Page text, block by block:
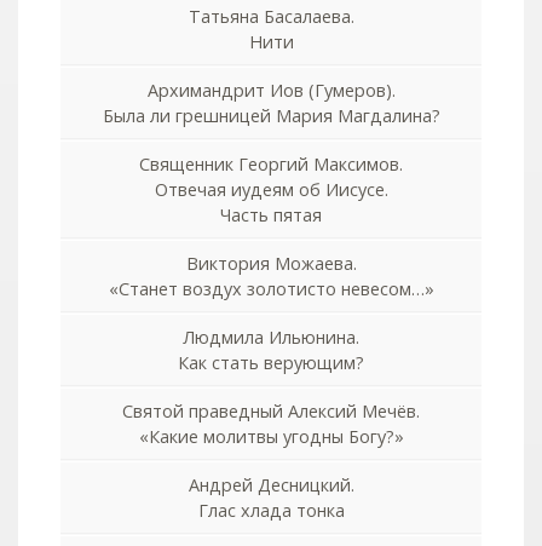
Татьяна Басалаева.
Нити
Архимандрит Иов (Гумеров).
Была ли грешницей Мария Магдалина?
Священник Георгий Максимов.
Отвечая иудеям об Иисусе.
Часть пятая
Виктория Можаева.
«Станет воздух золотисто невесом…»
Людмила Ильюнина.
Как стать верующим?
Святой праведный Алексий Мечёв.
«Какие молитвы угодны Богу?»
Андрей Десницкий.
Глас хлада тонка